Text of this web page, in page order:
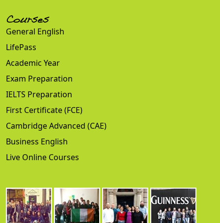
Courses
General English
LifePass
Academic Year
Exam Preparation
IELTS Preparation
First Certificate (FCE)
Cambridge Advanced (CAE)
Business English
Live Online Courses